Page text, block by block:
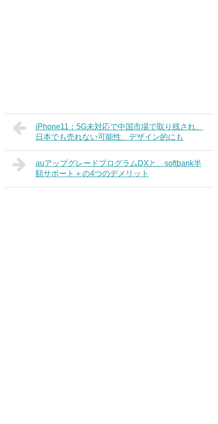
iPhone11：5G未対応で中国市場で取り残され、
日本でも売れない可能性、デザイン的にも
auアップグレードプログラムDXと、softbank半
額サポート＋の4つのデメリット